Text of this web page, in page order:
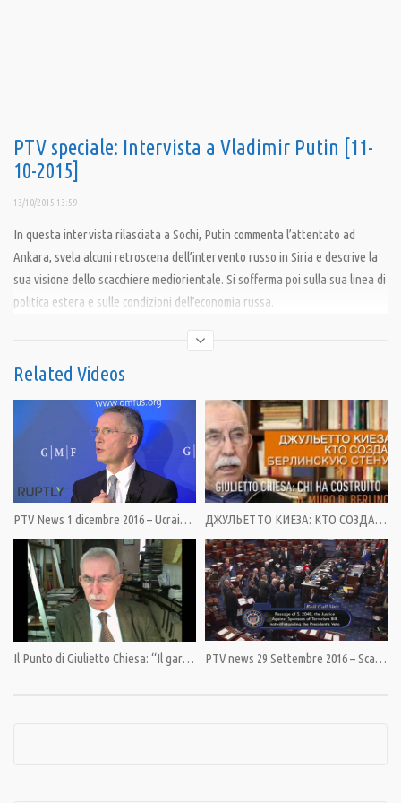
PTV speciale: Intervista a Vladimir Putin [11-
10-2015]
13/10/2015 13:59
In questa intervista rilasciata a Sochi, Putin commenta l’attentato ad
Ankara, svela alcuni retroscena dell’intervento russo in Siria e descrive la
sua visione dello scacchiere mediorientale. Si sofferma poi sulla sua linea di
politica estera e sulle condizioni dell’economia russa.
Category: PrimoPiano,Speciali
Medio Oriente Obama , ,Russia Siria,USA
Related Videos
PTV News 1 dicembre 2016 – Ucraina: provocazione nel Mar Nero ДЖУЛЬЕТТО КИЕЗА: КТО СОЗДАЛ БЕРЛИНСКУЮ СТЕНУ?
Il Punto di Giulietto Chiesa: “Il garbuglio di Washington” PTV news 29 Settembre 2016 – Scacco matto a Barack Obama